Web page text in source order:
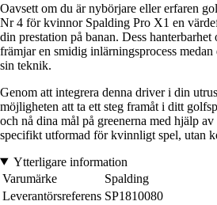
Oavsett om du är nybörjare eller erfaren
Nr 4 för kvinnor Spalding Pro X1 en
din prestation på banan. Dess
främjar en smidig inlärningsprocess
sin teknik.
Genom att integrera denna driver i din
möjligheten att ta ett steg framåt i ditt
och nå dina mål på greenerna med hjälp
specifikt utformad för kvinnligt spel, utan
Ytterligare information
Varumärke
Spalding
Leverantörsreferens SP1810080